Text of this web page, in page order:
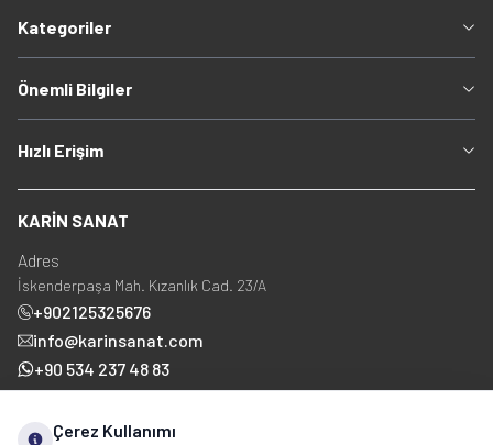
Kategoriler
Önemli Bilgiler
Hızlı Erişim
KARİN SANAT
Adres
İskenderpaşa Mah. Kızanlık Cad. 23/A
+902125325676
info@karinsanat.com
+90 534 237 48 83
Çerez Kullanımı